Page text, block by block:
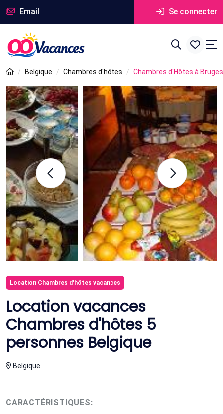
Email Se connecter
Belgique Chambres d'hôtes Chambres d'Hôtes à
Location Chambres d'hôtes vacances
Location vacances
Chambres d'hôtes 5
personnes Belgique
Belgique
CARACTÉRISTIQUES: